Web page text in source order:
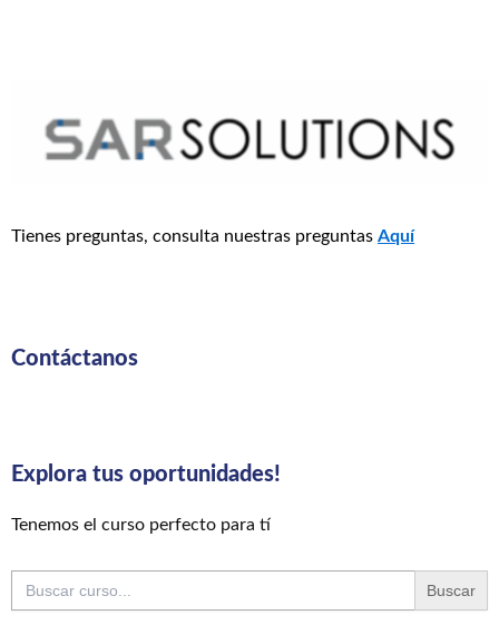
Tienes preguntas, consulta nuestras preguntas Aquí
Contáctanos
Explora tus oportunidades!
Tenemos el curso perfecto para tí
Buscar: